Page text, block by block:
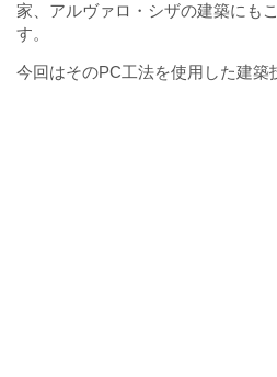
家、アルヴァロ・シザの建築にも
す。
今回はそのPC工法を使用した建築